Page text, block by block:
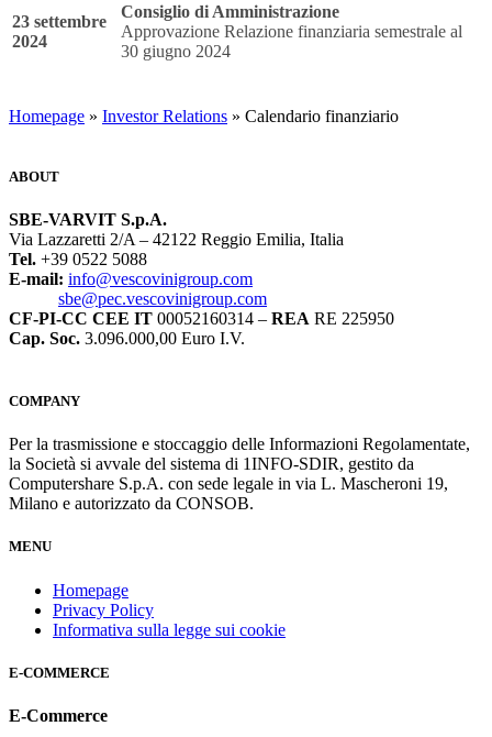
23 settembre
2024
Consiglio di Amministrazione
Approvazione Relazione finanziaria semestrale al
30 giugno 2024
Homepage » Investor Relations » Calendario finanziario
ABOUT
SBE-VARVIT S.p.A.
Via Lazzaretti 2/A – 42122 Reggio Emilia, Italia
Tel. +39 0522 5088
E-mail: info@vescovinigroup.com
sbe@pec.vescovinigroup.com
CF-PI-CC CEE IT 00052160314 – REA RE 225950
Cap. Soc. 3.096.000,00 Euro I.V.
COMPANY
Per la trasmissione e stoccaggio delle Informazioni Regolamentate,
la Società si avvale del sistema di 1INFO-SDIR, gestito da
Computershare S.p.A. con sede legale in via L. Mascheroni 19,
Milano e autorizzato da CONSOB.
MENU
Homepage
Privacy Policy
Informativa sulla legge sui cookie
E-COMMERCE
E-Commerce